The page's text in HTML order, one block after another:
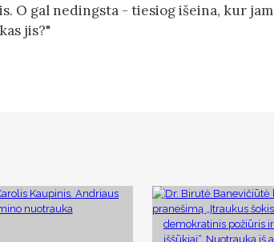
O gal nedingsta - tiesiog išeina, kur jam
jis?"